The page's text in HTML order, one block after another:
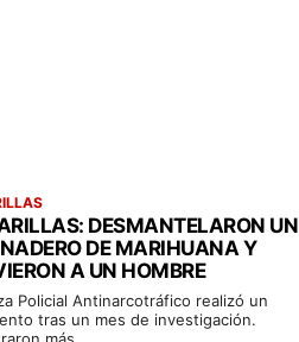
DESMANTELARON UN
DE MARIHUANA Y
A UN HOMBRE
Policial Antinarcotráfico realizó un
tras un mes de investigación.